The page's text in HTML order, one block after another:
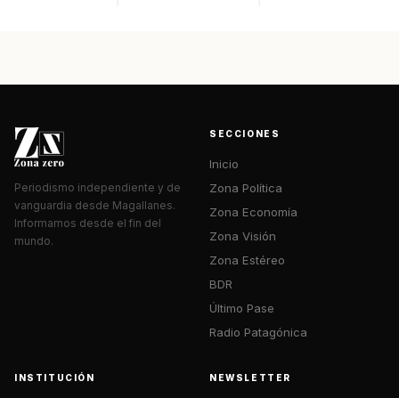
Periodismo independiente y de
vanguardia desde Magallanes.
Informamos desde el fin del
mundo.
SECCIONES
Inicio
Zona Política
Zona Economía
Zona Visión
Zona Estéreo
BDR
Último Pase
Radio Patagónica
INSTITUCIÓN NEWSLETTER